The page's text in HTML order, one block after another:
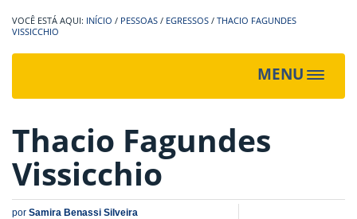
INÍCIO / PESSOAS / EGRESSOS / THACIO FAGUNDES
VISSICCHIO
MENU
Toggle
Thacio Fagundes
Vissicchio
por Samira Benassi Silveira